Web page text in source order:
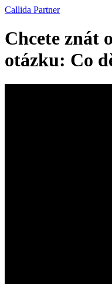
Callida Partner
Chcete znát
otázku: Co